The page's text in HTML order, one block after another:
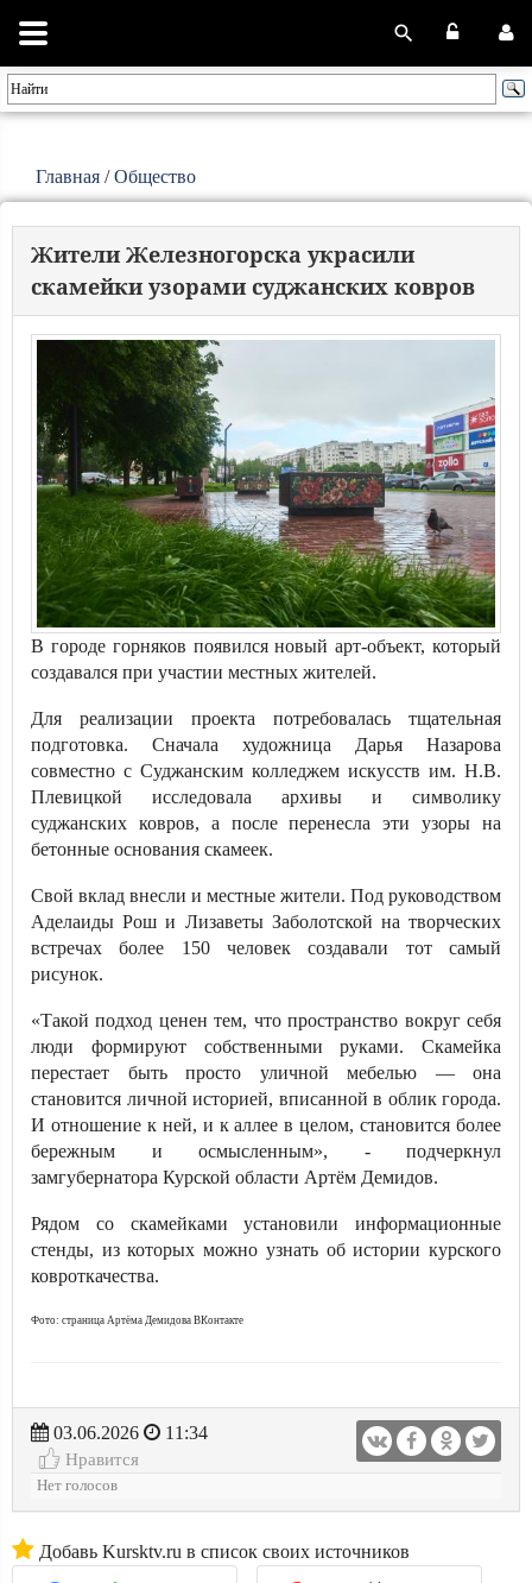
Главная /Общество
Жители Железногорска украсили
скамейки узорами суджанских ковров
В городе горняков появился новый арт-объект, который
создавался при участии местных жителей.
Для реализации проекта потребовалась тщательная
подготовка. Сначала художница Дарья Назарова
совместно с Суджанским колледжем искусств им. Н.В.
Плевицкой исследовала архивы и символику
суджанских ковров, а после перенесла эти узоры на
бетонные основания скамеек.
Свой вклад внесли и местные жители. Под руководством
Аделаиды Рош и Лизаветы Заболотской на творческих
встречах более 150 человек создавали тот самый
рисунок.
«Такой подход ценен тем, что пространство вокруг себя
люди формируют собственными руками. Скамейка
перестает быть просто уличной мебелью — она
становится личной историей, вписанной в облик города.
И отношение к ней, и к аллее в целом, становится более
бережным и осмысленным», - подчеркнул
замгубернатора Курской области Артём Демидов.
Рядом со скамейками установили информационные
стенды, из которых можно узнать об истории курского
ковроткачества.
Фото: страница Артёма Демидова ВКонтакте
03.06.2026
11:34
Нравится
Нет голосов
Добавь Kursktv.ru в список своих источников